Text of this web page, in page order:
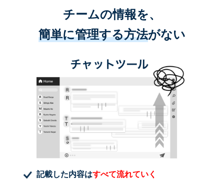
チームの情報を、
簡単に管理する方法がない
記載した内容はすべて流れていく